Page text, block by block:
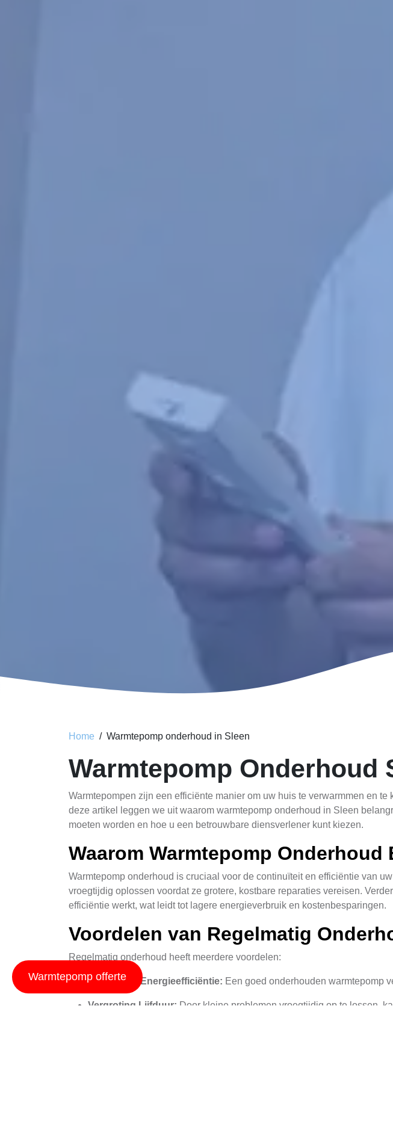
Home Warmtepomp onderhoud in Sleen
Warmtepomp Onderhoud
Warmtepompen zijn een efficiënte manier om uw huis te verwarmmen en
deze artikel leggen we uit waarom warmtepomp onderhoud in Sleen
moeten worden en hoe u een betrouwbare diensverlener kunt kiezen.
Waarom Warmtepomp Onderhoud
Warmtepomp onderhoud is cruciaal voor de continuïteit en efficiëntie van
vroegtijdig oplossen voordat ze grotere, kostbare reparaties vereisen.
efficiëntie werkt, wat leidt tot lagere energieverbruik en kostenbesparingen.
Voordelen van Regelmatig
Regelmatig onderhoud heeft meerdere voordelen:
Verbeterde Energieefficiëntie: Een goed onderhouden warmtepomp
Vergroting Lijfduur: Door kleine problemen vroegtijdig op te lossen,
Warmtepomp offerte